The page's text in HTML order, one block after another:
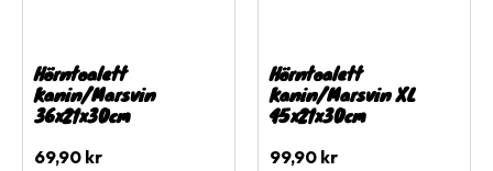
Hörntoalett
Kanin/Marsvin
36x21x30cm
69,90 kr
Hörntoalett
Kanin/Marsvin XL
45x21x30cm
99,90 kr